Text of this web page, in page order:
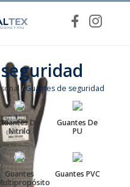
Guantes de seguridad
Guantes De
Nitrilo
Guantes De
PU
Guantes
Guantes PVC